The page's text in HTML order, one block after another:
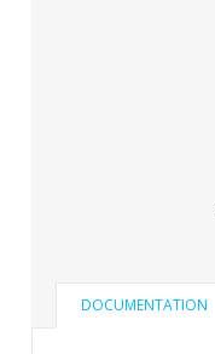
DOCUMENTATION